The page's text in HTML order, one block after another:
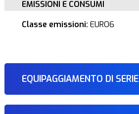
EMISSIONI E CONSUMI
Classe emissioni: EURO6
EQUIPAGGIAMENTO DI SERIE